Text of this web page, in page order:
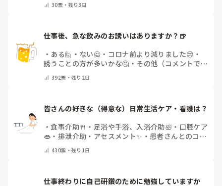
30票・ 残り3日
仕事後、急な飲みのお誘いはありますか？🍺
・ ある🙋 ・ ない🙅 ・ コロナ前より減りました😢 ・
誘うことの方が多いかな🤔 ・ その他（コメントで教
392票・残り2日
皆さんの好きな（得意な）日常生活ケア・看護は？
・食事介助🍴 ・ 足浴や手浴、入浴介助🛀 ・ 口腔ケア
👄 ・ 排泄介助・アセスメント✨ ・ 患者さんとのコミ
で教えてください）
430票・残り1日
仕事終わりに自己研鑽のために勉強していますか